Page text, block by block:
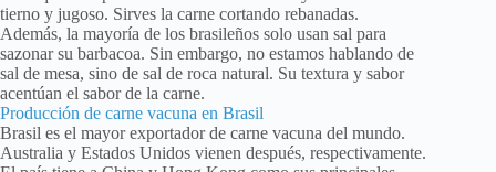
tierno y jugoso. Sirves la carne cortando rebanadas.
Además, la mayoría de los brasileños solo usan sal para
sazonar su barbacoa. Sin embargo, no estamos hablando de
sal de mesa, sino de sal de roca natural. Su textura y sabor
acentúan el sabor de la carne.
Producción de carne vacuna en Brasil
Brasil es el mayor exportador de carne vacuna del mundo.
Australia y Estados Unidos vienen después, respectivamente.